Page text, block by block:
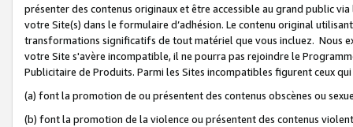
présenter des contenus originaux et être accessible au grand public
votre Site(s) dans le formulaire d’adhésion. Le contenu original
transformations significatifs de tout matériel que vous incluez. Nous
votre Site s'avère incompatible, il ne pourra pas rejoindre le
Publicitaire de Produits. Parmi les Sites incompatibles figurent ceux
(a) font la promotion de ou présentent des contenus obscènes ou
(b) font la promotion de la violence ou présentent des contenus